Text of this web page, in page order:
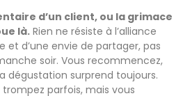
d’un client, ou la grimace
là.Rien ne résiste à l’alliance
et d’une envie de partager, pas
soir. Vous recommencez,
dégustation surprend toujours.
parfois, mais vous